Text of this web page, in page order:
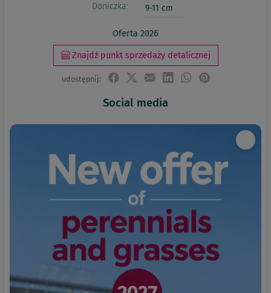
Doniczka:
9-11 cm
Oferta 2026
Znajdź punkt sprzedaży detalicznej
udostępnij:
Social media